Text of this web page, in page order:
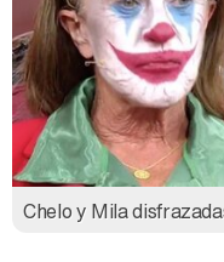
Chelo y Mila